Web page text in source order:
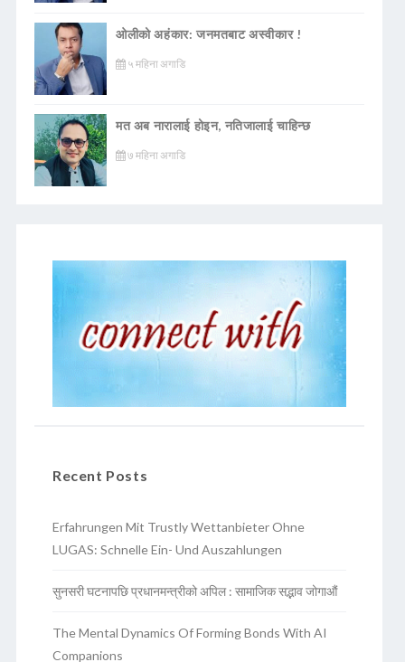
ओलीको अहंकार: जनमतबाट अस्वीकार !
५ महिना अगाडि
मत अब नारालाई होइन, नतिजालाई चाहिन्छ
७ महिना अगाडि
Recent Posts
Erfahrungen Mit Trustly Wettanbieter Ohne
LUGAS: Schnelle Ein- Und Auszahlungen
सुनसरी घटनापछि प्रधानमन्त्रीको अपिल : सामाजिक सद्भाव जोगाऔं
The Mental Dynamics Of Forming Bonds With AI
Companions